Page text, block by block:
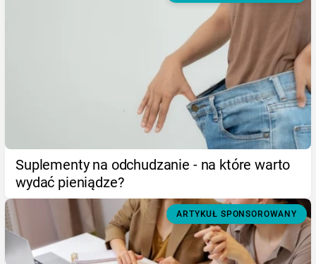
Suplementy na odchudzanie - na które warto
wydać pieniądze?
ARTYKUŁ SPONSOROWANY